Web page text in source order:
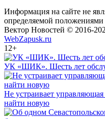
Информация на сайте не
определяемой
Вектор Новостей © 2016-
WebZapusk.ru
12+
УК «ШИК». Шесть лет
Не устраивает
найти новую